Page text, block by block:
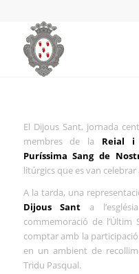
El Dijous Sant, jornada
membres de la Reial i
Puríssima Sang de
litúrgics que es van celebrar
A la tarda, una
Dijous Sant a
commemoració de
comptar amb la
en un ambient de
Tridu Pasqual.